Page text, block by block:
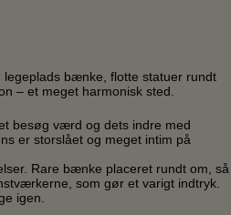
bænke, flotte statuer rundt
– et meget harmonisk sted.
besøg værd og dets indre med
er storslået og meget intim på
Rare bænke placeret rundt om, så
som gør et varigt indtryk.
igen.